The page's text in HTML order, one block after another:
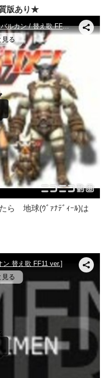
版あり★
ら 地球(ｳﾞｧﾅﾃﾞｨｰﾙ)は